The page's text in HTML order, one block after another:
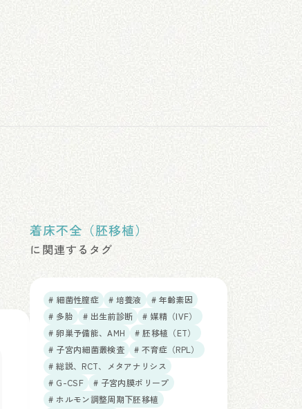
着床不全（胚移植）
に関連するタグ
# 細菌性膣症 # 培養液
# 年齢素因
# 多胎
# 出生前診断
# 媒精（IVF）
# 卵巣予備能、AMH
# 胚移植（ET）
# 子宮内細菌叢検査
# 不育症（RPL）
# 総説、RCT、メタアナリシス
# G-CSF
# 子宮内膜ポリープ
# ホルモン調整周期下胚移植